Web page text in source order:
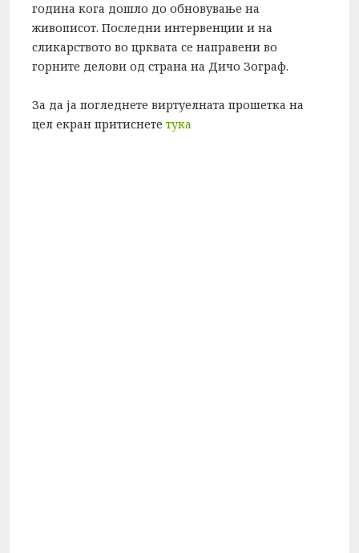
година кога дошло до обновување на
живописот. Последни интервенции и на
сликарството во црквата се направени во
горните делови од страна на Дичо Зограф.
За да ја погледнете виртуелната прошетка на
цел екран притиснете тука